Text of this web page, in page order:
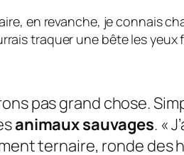
en revanche, je connais
traquer une bête les yeux
pas grand chose.
animaux sauvages. «
ternaire, ronde des